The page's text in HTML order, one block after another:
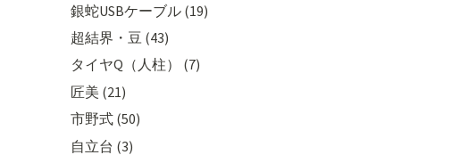
銀蛇USBケーブル (19)
超結界・豆 (43)
タイヤQ（人柱） (7)
匠美 (21)
市野式 (50)
自立台 (3)